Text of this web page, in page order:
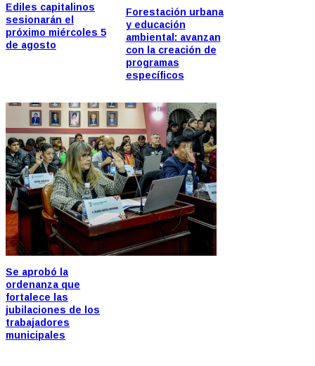
Ediles capitalinos
sesionarán el
próximo miércoles 5
de agosto
Forestación urbana
y educación
ambiental: avanzan
con la creación de
programas
específicos
Se aprobó la
ordenanza que
fortalece las
jubilaciones de los
trabajadores
municipales